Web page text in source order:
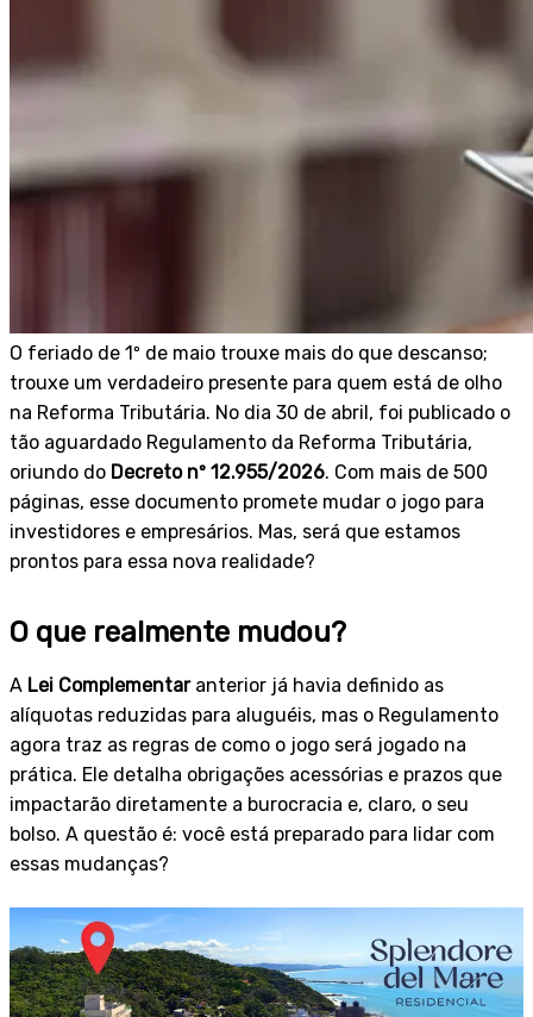
O feriado de 1º de maio trouxe mais do que descanso;
trouxe um verdadeiro presente para quem está de olho
na Reforma Tributária. No dia 30 de abril, foi publicado o
tão aguardado Regulamento da Reforma Tributária,
oriundo do Decreto nº 12.955/2026. Com mais de 500
páginas, esse documento promete mudar o jogo para
investidores e empresários. Mas, será que estamos
prontos para essa nova realidade?
O que realmente mudou?
A Lei Complementaranterior já havia definido as
alíquotas reduzidas para aluguéis, mas o Regulamento
agora traz as regras de como o jogo será jogado na
prática. Ele detalha obrigações acessórias e prazos que
impactarão diretamente a burocracia e, claro, o seu
bolso. A questão é: você está preparado para lidar com
essas mudanças?